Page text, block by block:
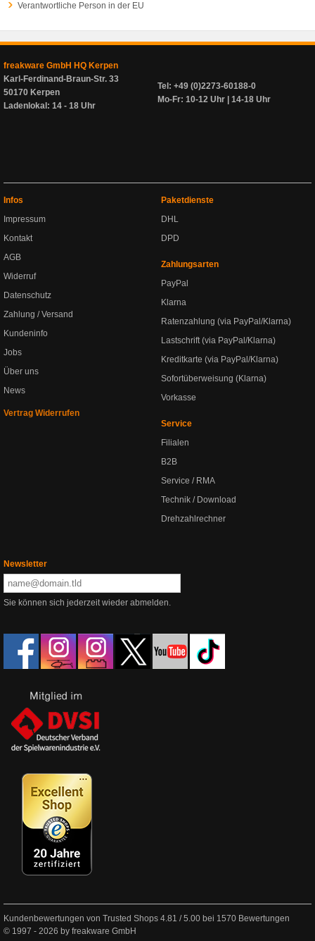
Verantwortliche Person in der EU
freakware GmbH HQ Kerpen
Karl-Ferdinand-Braun-Str. 33
50170 Kerpen
Ladenlokal: 14 - 18 Uhr
Tel: +49 (0)2273-60188-0
Mo-Fr: 10-12 Uhr | 14-18 Uhr
Infos
Impressum
Kontakt
AGB
Widerruf
Datenschutz
Zahlung / Versand
Kundeninfo
Jobs
Über uns
News
Vertrag Widerrufen
Paketdienste
DHL
DPD
Zahlungsarten
PayPal
Klarna
Ratenzahlung (via PayPal/Klarna)
Lastschrift (via PayPal/Klarna)
Kreditkarte (via PayPal/Klarna)
Sofortüberweisung (Klarna)
Vorkasse
Service
Filialen
B2B
Service / RMA
Technik / Download
Drehzahlrechner
Newsletter
Sie können sich jederzeit wieder abmelden.
Kundenbewertungen von Trusted Shops 4.81 /5.00 bei 1570 Bewertungen
© 1997 - 2026 by freakware GmbH